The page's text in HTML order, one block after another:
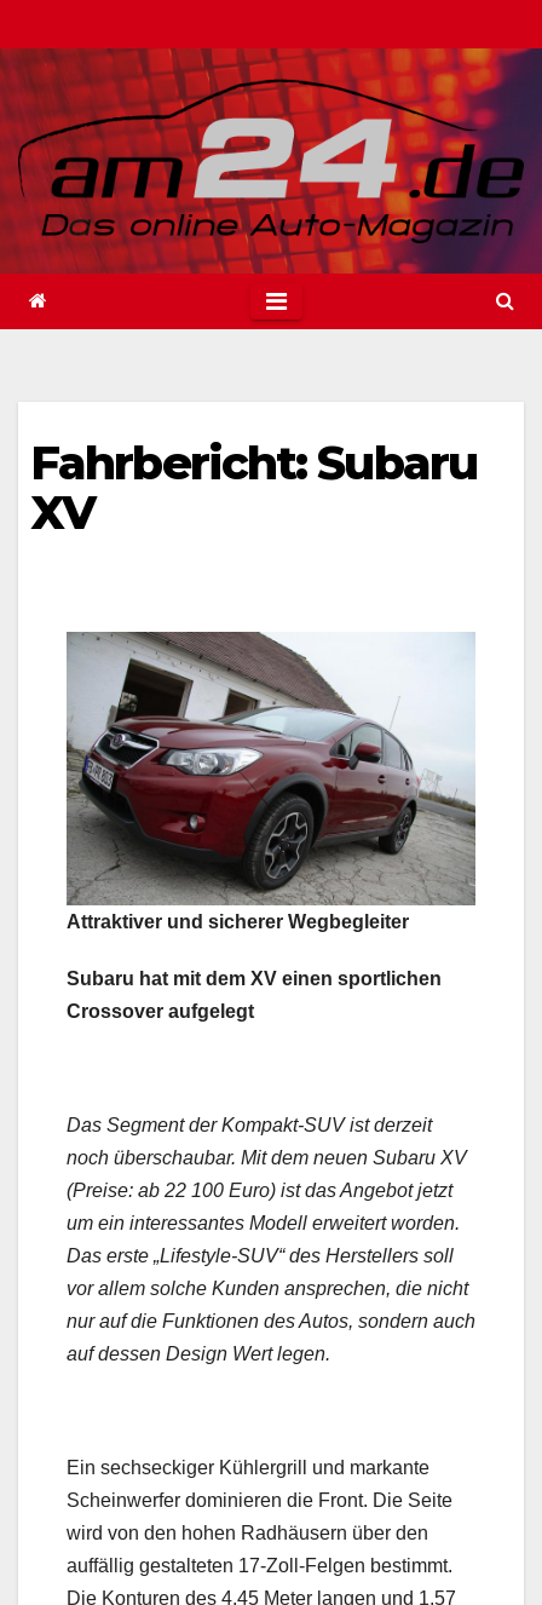
Inhalt
springen
Fahrbericht: Subaru
XV
Attraktiver und sicherer Wegbegleiter
Subaru hat mit dem XV einen sportlichen
Crossover aufgelegt
Das Segment der Kompakt-SUV ist derzeit
noch überschaubar. Mit dem neuen Subaru XV
(Preise: ab 22 100 Euro) ist das Angebot jetzt
um ein interessantes Modell erweitert worden.
Das erste „Lifestyle-SUV“ des Herstellers soll
vor allem solche Kunden ansprechen, die nicht
nur auf die Funktionen des Autos, sondern auch
auf dessen Design Wert legen.
Ein sechseckiger Kühlergrill und markante
Scheinwerfer dominieren die Front. Die Seite
wird von den hohen Radhäusern über den
auffällig gestalteten 17-Zoll-Felgen bestimmt.
Die Konturen des 4,45 Meter langen und 1,57